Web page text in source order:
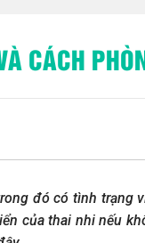
CÁCH
đó có tình trạng
của thai nhi nếu